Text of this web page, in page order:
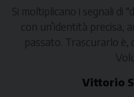
Si moltiplicano i segnali di
con un’identità precisa,
passato. Trascurarlo è,
Vittorio